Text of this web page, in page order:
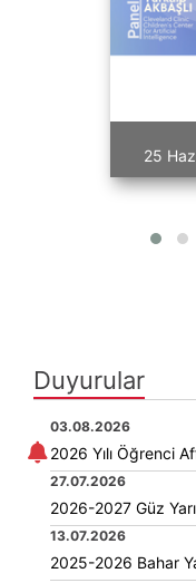
25
Duyurular
03.08.2026
2026 Yılı Öğrenci
27.07.2026
2026-2027 Güz
13.07.2026
2025-2026 Bahar